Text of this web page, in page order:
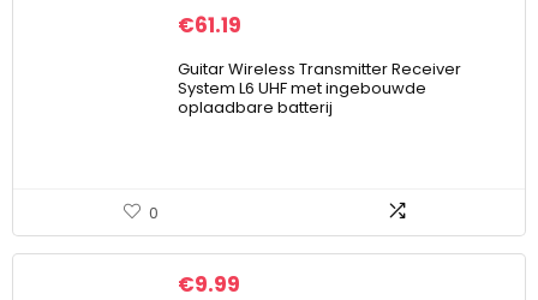
€61.19
Guitar Wireless Transmitter Receiver
System L6 UHF met ingebouwde
oplaadbare batterij
0
€9.99